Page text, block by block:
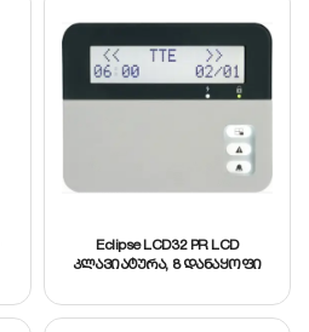
Eclipse LCD32 PR LCD
კლავიატურა, 8 დანაყოფი